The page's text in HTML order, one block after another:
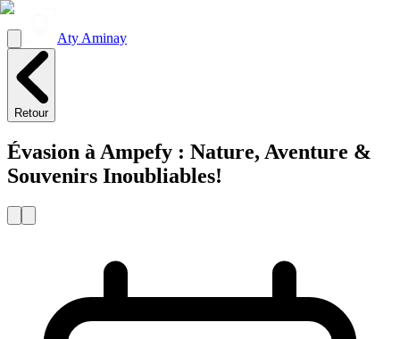
Aty Aminay
Retour
Évasion à Ampefy : Nature, Aventure &
Souvenirs Inoubliables!